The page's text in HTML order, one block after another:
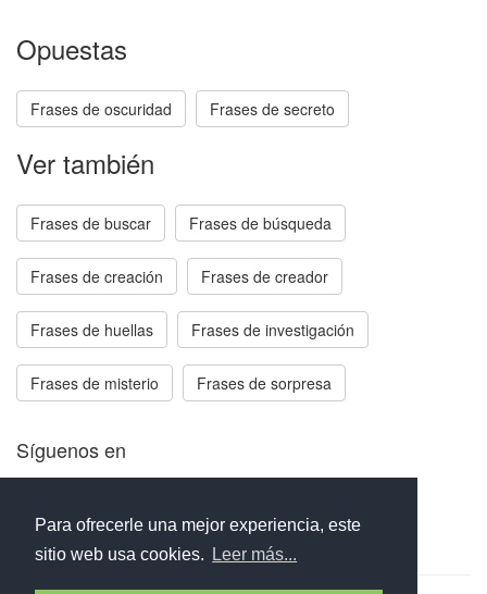
Para ofrecerle una mejor experiencia, este
sitio web usa cookies.
Leer más...
Opuestas
Frases de oscuridad Frases de secreto
Ver también
Frases de buscar Frases de búsqueda
Frases de creación Frases de creador
Frases de huellas Frases de investigación
Frases de misterio Frases de sorpresa
Síguenos en